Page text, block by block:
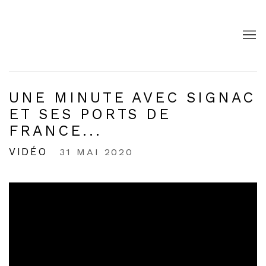
UNE MINUTE AVEC SIGNAC
ET SES PORTS DE
FRANCE...
VIDÉO 31 MAI 2020